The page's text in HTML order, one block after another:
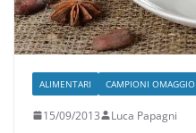
ALIMENTARI CAMPIONI OMAGGIO
15/09/2013 Luca Papagni